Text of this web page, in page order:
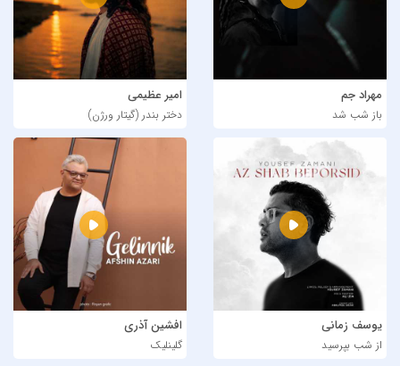
مهراد جم
باز شب شد
امیر عظیمی
دختر بندر (گیتار ورژن)
یوسف زمانی
از شب بپرسید
افشین آذری
گلینلیک